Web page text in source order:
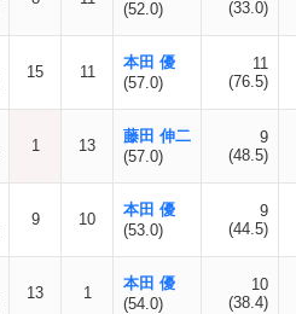
(52.0) (33.0)
15 11
本田 優
(57.0)
11
(76.5)
1 13
藤田 伸二
(57.0)
9
(48.5)
9 10
本田 優
(53.0)
9
(44.5)
13 1
本田 優
(54.0)
10
(38.4)